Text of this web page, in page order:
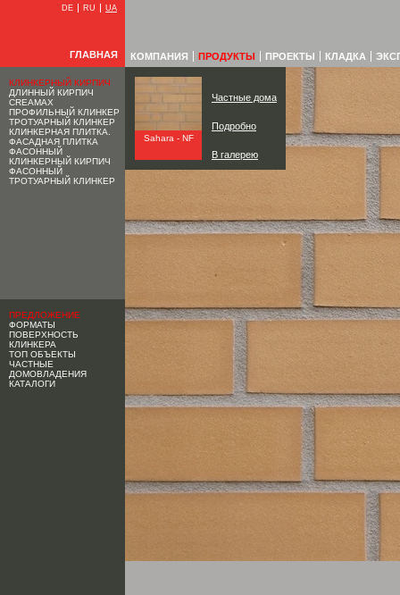
DE RU UA
ГЛАВНАЯ КОМПАНИЯ ПРОДУКТЫ ПРОЕКТЫ КЛАДКА
КЛИНКЕРНЫЙ КИРПИЧ
ДЛИННЫЙ КИРПИЧ
CREAMAX
ПРОФИЛЬНЫЙ КЛИНКЕР
ТРОТУАРНЫЙ КЛИНКЕР
КЛИНКЕРНАЯ ПЛИТКА.
ФАСАДНАЯ ПЛИТКА
ФАСОННЫЙ
КЛИНКЕРНЫЙ КИРПИЧ
ФАСОННЫЙ
ТРОТУАРНЫЙ КЛИНКЕР
ПРЕДЛОЖЕНИЕ
ФОРМАТЫ
ПОВЕРХНОСТЬ
КЛИНКЕРА
ТОП ОБЪЕКТЫ
ЧАСТНЫЕ
ДОМОВЛАДЕНИЯ
КАТАЛОГИ
Sahara - NF
Частные дома
Подробно
В галерею